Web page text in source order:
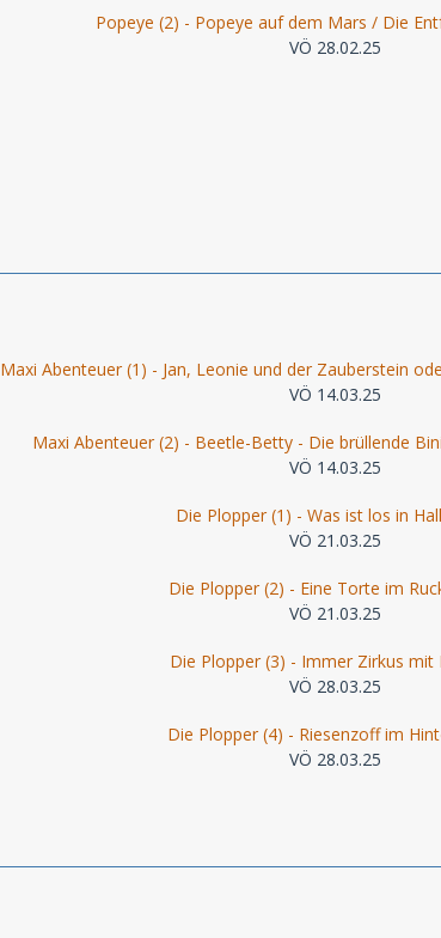
Popeye (2) - Popeye auf dem Mars / Die
VÖ 28.02.25
Maxi Abenteuer (1) - Jan, Leonie und der Zauberstein
VÖ 14.03.25
Maxi Abenteuer (2) - Beetle-Betty - Die brüllende
VÖ 14.03.25
Die Plopper (1) - Was ist los in
VÖ 21.03.25
Die Plopper (2) - Eine Torte im
VÖ 21.03.25
Die Plopper (3) - Immer Zirkus mit
VÖ 28.03.25
Die Plopper (4) - Riesenzoff im
VÖ 28.03.25